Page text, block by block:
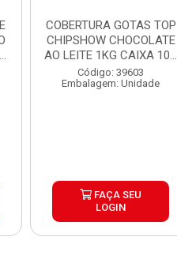
COBERTURA GOTAS TOP
CHIPSHOW CHOCOLATE
AO LEITE 1KG CAIXA 10...
Código: 39603
Embalagem: Unidade
FAÇA SEU
LOGIN